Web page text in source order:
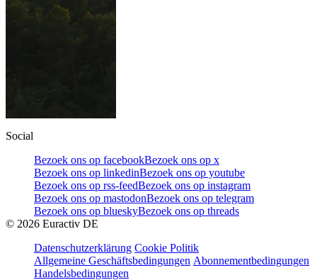
Social
Bezoek ons op facebookBezoek ons op x
Bezoek ons op linkedinBezoek ons op youtube
Bezoek ons op rss-feedBezoek ons op instagram
Bezoek ons op mastodonBezoek ons op telegram
Bezoek ons op blueskyBezoek ons op threads
© 2026 Euractiv DE
Datenschutzerklärung Cookie Politik
Allgemeine Geschäftsbedingungen Abonnementbedingungen
Handelsbedingungen